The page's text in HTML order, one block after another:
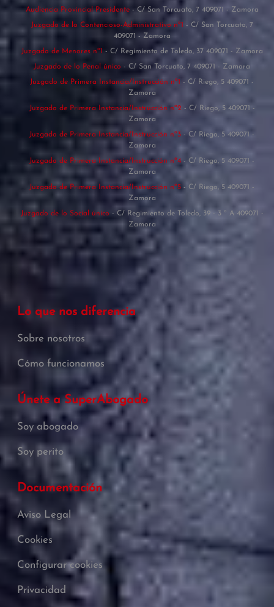
Audiencia Provincial Presidente - C/ San Torcuato, 7 409071 - Zamora
Juzgado de lo Contencioso-Administrativo nº1 - C/ San Torcuato, 7
409071 - Zamora
Juzgado de Menores nº1 - C/ Regimiento de Toledo, 37 409071 - Zamora
Juzgado de lo Penal único - C/ San Torcuato, 7 409071 - Zamora
Juzgado de Primera Instancia/Instrucción nº1 - C/ Riego, 5 409071 -
Zamora
Juzgado de Primera Instancia/Instrucción nº2 - C/ Riego, 5 409071 -
Zamora
Juzgado de Primera Instancia/Instrucción nº3 - C/ Riego, 5 409071 -
Zamora
Juzgado de Primera Instancia/Instrucción nº4 - C/ Riego, 5 409071 -
Zamora
Juzgado de Primera Instancia/Instrucción nº5 - C/ Riego, 5 409071 -
Zamora
Juzgado de lo Social único - C/ Regimiento de Toledo, 39 - 3 º A 409071 -
Zamora
Lo que nos diferencia
Sobre nosotros
Cómo funcionamos
Únete a SuperAbogado
Soy abogado
Soy perito
Documentación
Aviso Legal
Cookies
Configurar cookies
Privacidad